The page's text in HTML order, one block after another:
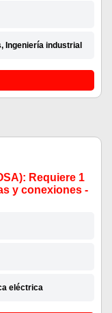
Ingeniería industrial
Requiere 1
y conexiones -
eléctrica